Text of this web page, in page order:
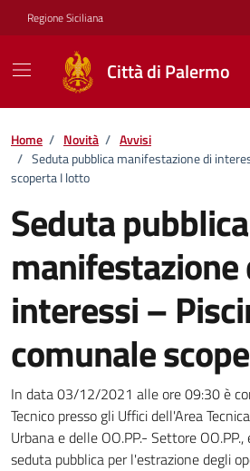
Vai ai contenuti
Vai al footer
Regione Siciliana
Città di Palermo
Home / Novità / Avvisi
/ Seduta pubblica manifestazione di
scoperta I lotto
Seduta pubblica
manifestazione
interessi –
comunale
Dettagli della
In data 03/12/2021 alle ore 09:30 è
Tecnico presso gli Uffici dell'Area
Urbana e delle OO.PP.- Settore
seduta pubblica per l'estrazione degli